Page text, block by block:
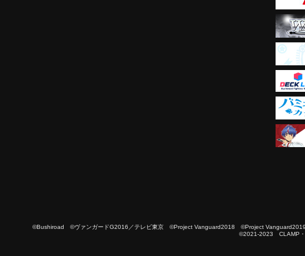
©Bushiroad ©ヴァンガードG2016／テレビ東京 ©Project Vanguard2018 ©Project
©2021-2023 CLAMP